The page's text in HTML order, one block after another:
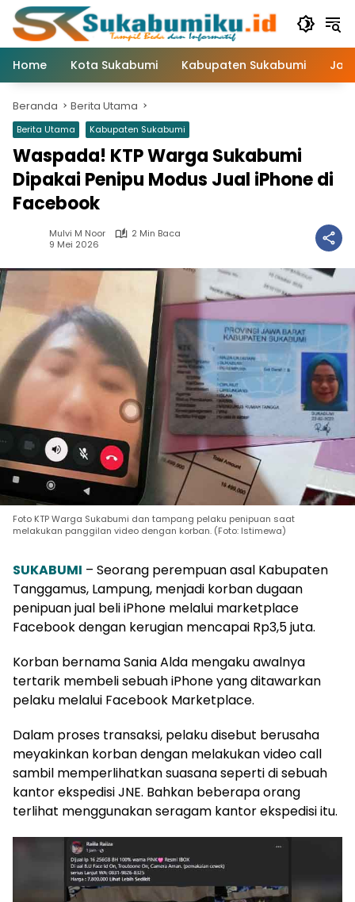
Langsung
konten
Home
Kota Sukabumi Kabupaten Sukabumi
Beranda Berita Utama
Berita Utama Kabupaten Sukabumi
Waspada! KTP Warga Sukabumi
Dipakai Penipu Modus Jual iPhone di
Facebook
Mulvi M Noor
2 Min Baca
9 Mei 2026
Foto KTP Warga Sukabumi dan tampang pelaku penipuan saat
melakukan panggilan video dengan korban. (Foto: Istimewa)
SUKABUMI – Seorang perempuan asal Kabupaten
Tanggamus, Lampung, menjadi korban dugaan
penipuan jual beli iPhone melalui marketplace
Facebook dengan kerugian mencapai Rp3,5 juta.
Korban bernama Sania Alda mengaku awalnya
tertarik membeli sebuah iPhone yang ditawarkan
pelaku melalui Facebook Marketplace.
Dalam proses transaksi, pelaku disebut berusaha
meyakinkan korban dengan melakukan video call
sambil memperlihatkan suasana seperti di sebuah
kantor ekspedisi JNE. Bahkan beberapa orang
terlihat menggunakan seragam kantor ekspedisi itu.